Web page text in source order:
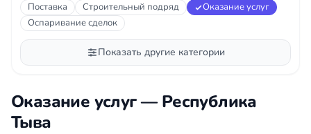
Поставка Строительный подряд
Оказание услуг
Оспаривание сделок
Показать другие категории
Оказание услуг — Республика
Тыва